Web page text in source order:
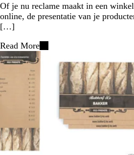
Of je nu reclame maakt in een
online, de presentatie van je
[…]
Read More